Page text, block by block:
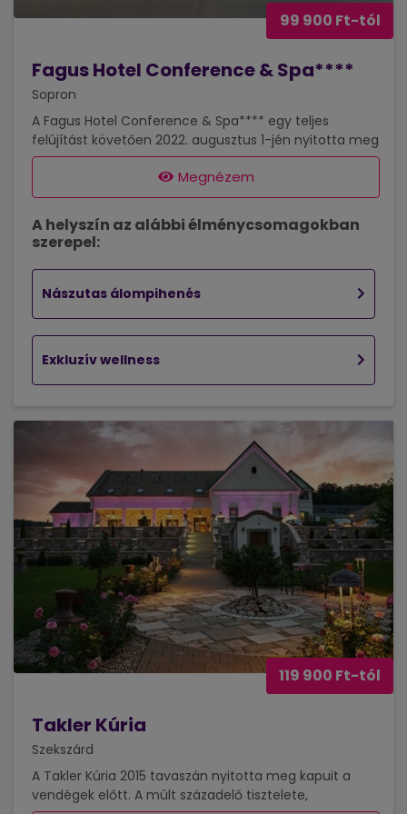
99 900 Ft-tól
Fagus Hotel Conference & Spa****
Sopron
A Fagus Hotel Conference & Spa**** egy teljes
felújítást követően 2022. augusztus 1-jén nyitotta meg
újra kapuit kedves Vendégei előtt Sopronban, a
Lővérek lágy ölelésében. A városban egyedülálló és
exkluzív megjelenésű Spa világgal, elegáns és modern
szobákkal, teljesen új szaunavilággal és exkluzív
szaunaattrakciókkal várja a pihenni vágyókat. A
szálloda 144 db modern és elegáns színvilágú szobája
tökéletes kikapcsolódást biztosítanak. „Forest” szobái
és lakosztályai impozáns kilátást biztosítanak az
Megnézem
A helyszín az alábbi élménycsomagokban
szerepel:
Nászutas álompihenés
Exkluzív wellness
119 900 Ft-tól
Takler Kúria
Szekszárd
A Takler Kúria 2015 tavaszán nyitotta meg kapuit a
vendégek előtt. A múlt századelő tisztelete,